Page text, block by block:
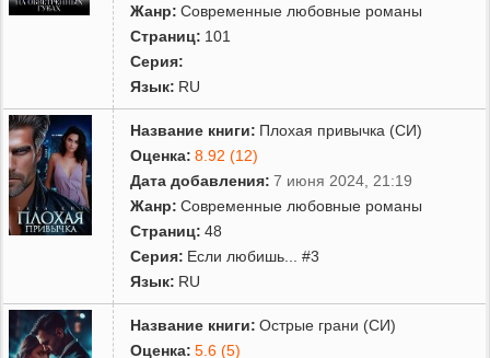
Жанр: Современные любовные романы
Страниц: 101
Серия:
Язык: RU
Название книги: Плохая привычка (СИ)
Оценка: 8.92 (12)
Дата добавления: 7 июня 2024, 21:19
Жанр: Современные любовные романы
Страниц: 48
Серия: Если любишь... #3
Язык: RU
Название книги: Острые грани (СИ)
Оценка: 5.6 (5)